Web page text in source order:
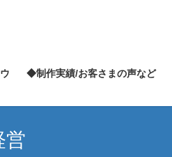
◆制作実績/お客さまの声など
営